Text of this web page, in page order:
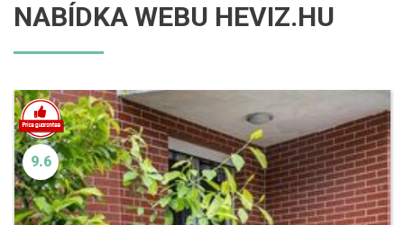
NABÍDKA WEBU HEVIZ.HU
9.6